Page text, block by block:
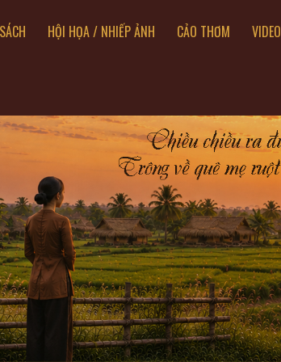
SÁCH HỘI HỌA / NHIẾP ẢNH CẢO THƠM VIDEO